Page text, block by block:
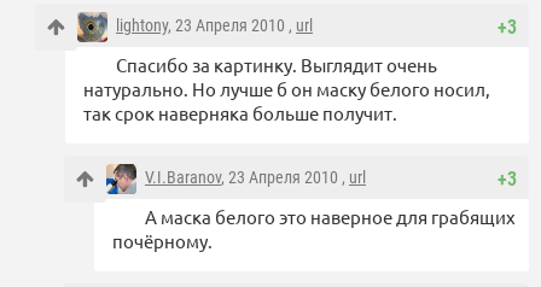
+3
lightony, 23 Апреля 2010 , url
Спасибо за картинку. Выглядит очень
натурально. Но лучше б он маску белого носил,
так срок наверняка больше получит.
+3
V.I.Baranov, 23 Апреля 2010 , url
А маска белого это наверное для грабящих
почёрному.